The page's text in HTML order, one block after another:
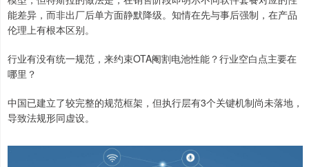
能差异，而非出厂后单方面静默降级。知情在先与事后强制，在产品
伦理上有根本区别。
行业有没有统一规范，来约束OTA阉割电池性能？行业空白点主要在
哪里？
中国已建立了较完整的规范框架，但执行层有3个关键机制尚未落地，
导致法规形同虚设。